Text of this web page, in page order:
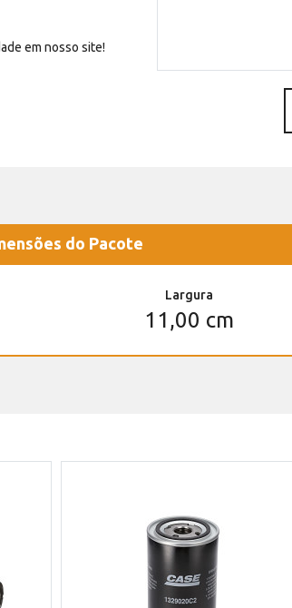
em nosso site!
do Pacote
Largura
11,00 cm